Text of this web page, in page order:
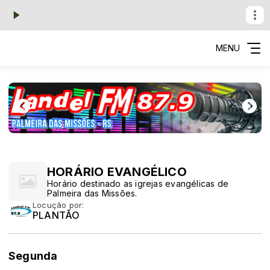
MENU
HORÁRIO EVANGÉLICO
Horário destinado as igrejas evangélicas de
Palmeira das Missões.
Locução por:
PLANTÃO
Segunda